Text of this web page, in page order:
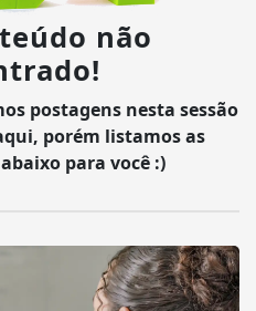
não
postagens nesta sessão
porém listamos as
para você :)